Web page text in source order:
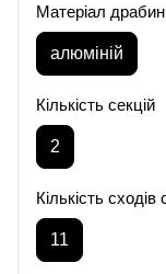
Матеріал
алюміній
Кількість секцій
2
Кількість сходів
11